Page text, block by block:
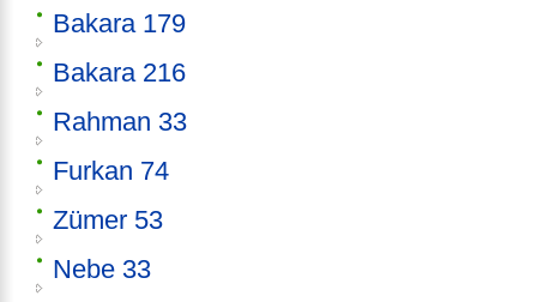
Bakara 179
Bakara 216
Rahman 33
Furkan 74
Zümer 53
Nebe 33